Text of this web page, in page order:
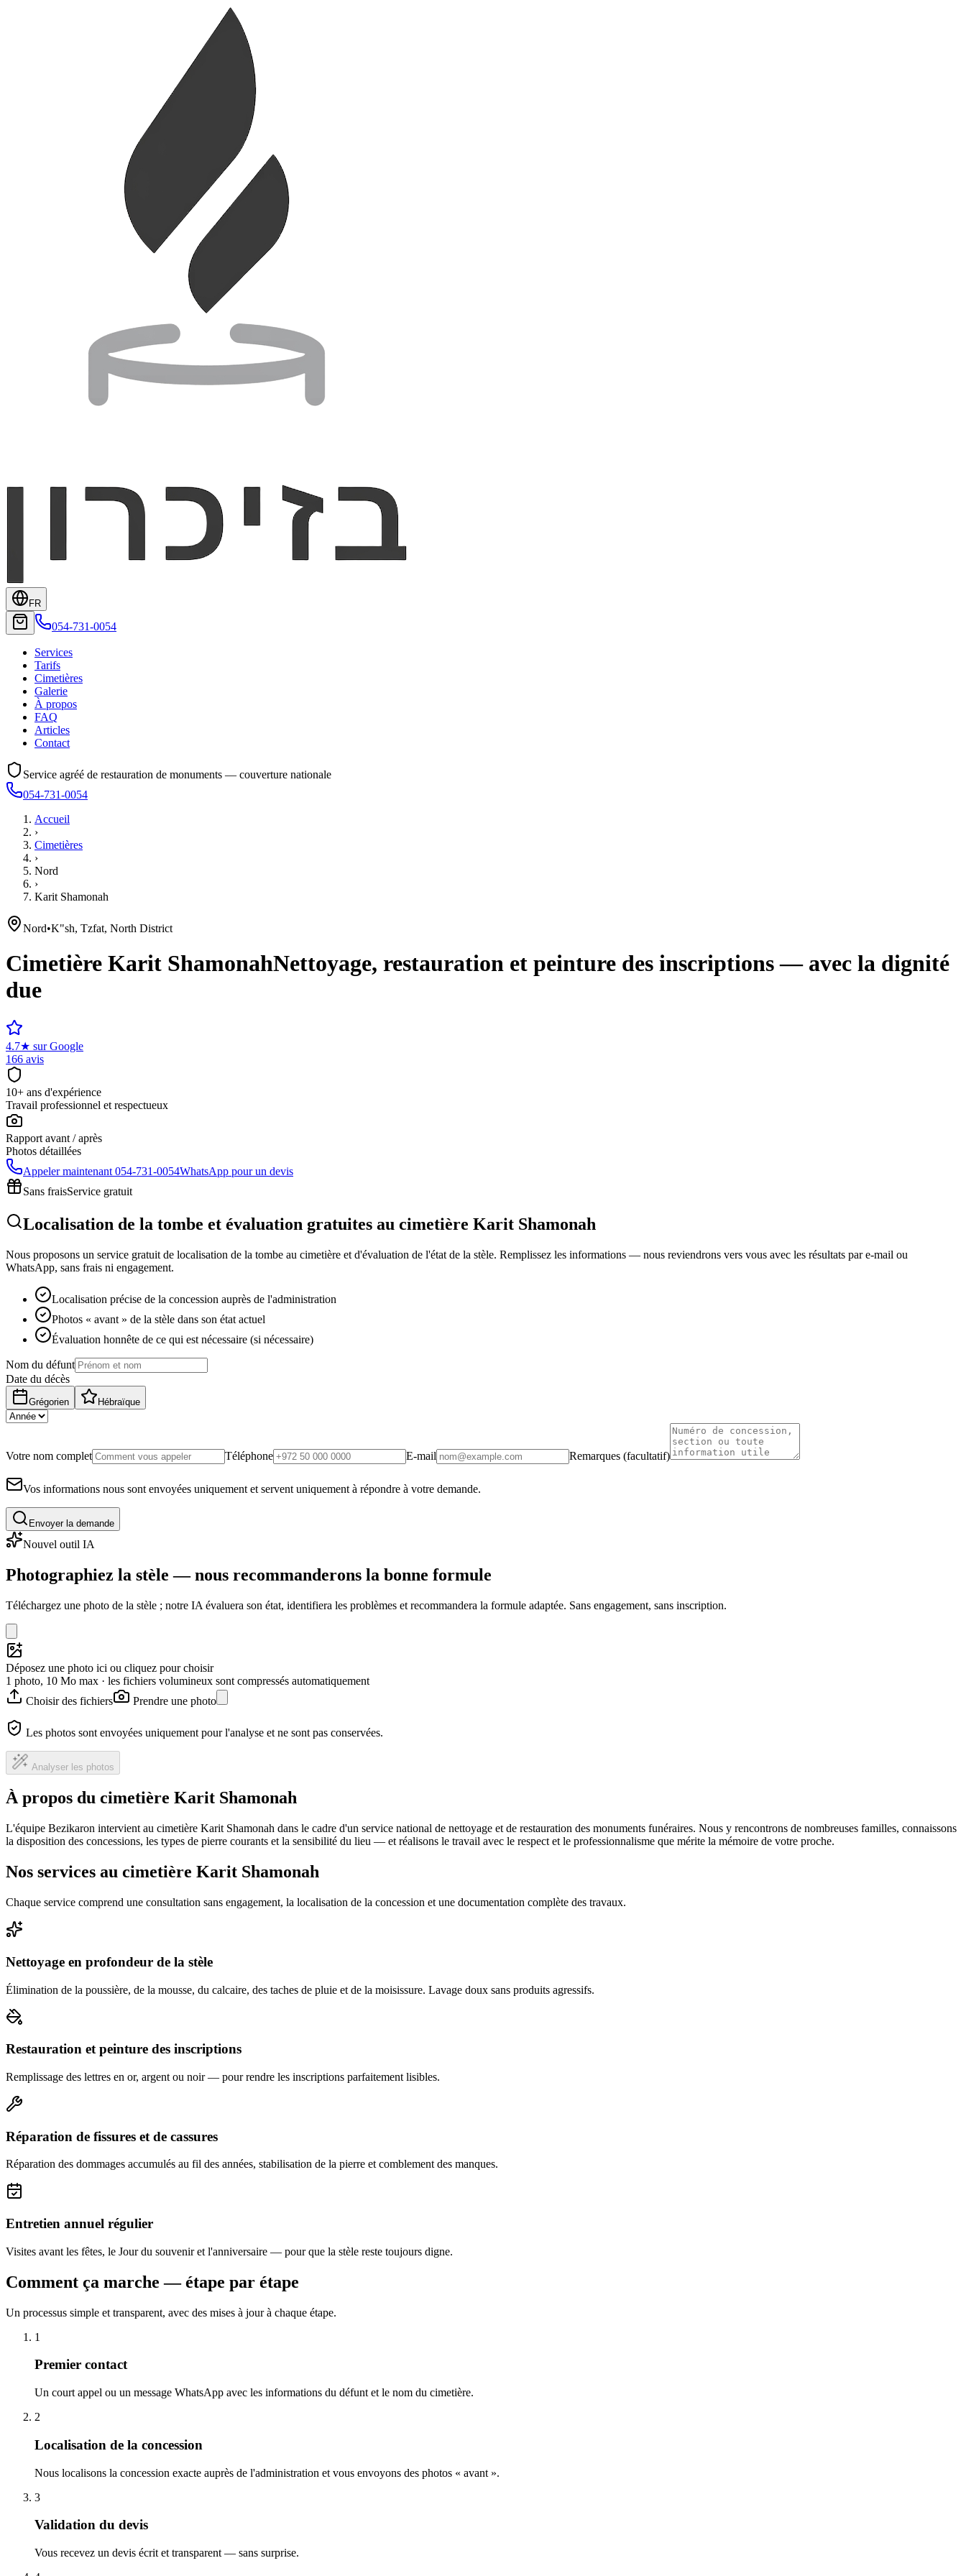
FR
054-731-0054
Services
Tarifs
Cimetières
Galerie
À propos
FAQ
Articles
Contact
Service agréé de restauration de monuments — couverture nationale
054-731-0054
Accueil
›
Cimetières
›
Nord
›
Karit Shamonah
Nord•K"sh, Tzfat, North District
Cimetière Karit ShamonahNettoyage, restauration et peinture des inscriptions — avec la dignité
due
4.7★ sur Google
166 avis
10+ ans d'expérience
Travail professionnel et respectueux
Rapport avant / après
Photos détaillées
Appeler maintenant 054-731-0054WhatsApp pour un devis
Sans fraisService gratuit
Localisation de la tombe et évaluation gratuites au cimetière Karit Shamonah
Nous proposons un service gratuit de localisation de la tombe au cimetière et d'évaluation de l'état de la stèle. Remplissez les informations — nous reviendrons vers vous avec les résultats par e-mail ou
WhatsApp, sans frais ni engagement.
Localisation précise de la concession auprès de l'administration
Photos « avant » de la stèle dans son état actuel
Évaluation honnête de ce qui est nécessaire (si nécessaire)
Nom du défunt
Date du décès
Grégorien Hébraïque
Votre nom complet Téléphone E-mail Remarques (facultatif)
Vos informations nous sont envoyées uniquement et servent uniquement à répondre à votre demande.
Envoyer la demande
Nouvel outil IA
Photographiez la stèle — nous recommanderons la bonne formule
Téléchargez une photo de la stèle ; notre IA évaluera son état, identifiera les problèmes et recommandera la formule adaptée. Sans engagement, sans inscription.
Déposez une photo ici ou cliquez pour choisir
1 photo, 10 Mo max · les fichiers volumineux sont compressés automatiquement
Choisir des fichiers
Prendre une photo
Les photos sont envoyées uniquement pour l'analyse et ne sont pas conservées.
Analyser les photos
À propos du cimetière Karit Shamonah
L'équipe Bezikaron intervient au cimetière Karit Shamonah dans le cadre d'un service national de nettoyage et de restauration des monuments funéraires. Nous y rencontrons de nombreuses familles, connaissons
la disposition des concessions, les types de pierre courants et la sensibilité du lieu — et réalisons le travail avec le respect et le professionnalisme que mérite la mémoire de votre proche.
Nos services au cimetière Karit Shamonah
Chaque service comprend une consultation sans engagement, la localisation de la concession et une documentation complète des travaux.
Nettoyage en profondeur de la stèle
Élimination de la poussière, de la mousse, du calcaire, des taches de pluie et de la moisissure. Lavage doux sans produits agressifs.
Restauration et peinture des inscriptions
Remplissage des lettres en or, argent ou noir — pour rendre les inscriptions parfaitement lisibles.
Réparation de fissures et de cassures
Réparation des dommages accumulés au fil des années, stabilisation de la pierre et comblement des manques.
Entretien annuel régulier
Visites avant les fêtes, le Jour du souvenir et l'anniversaire — pour que la stèle reste toujours digne.
Comment ça marche — étape par étape
Un processus simple et transparent, avec des mises à jour à chaque étape.
1
Premier contact
Un court appel ou un message WhatsApp avec les informations du défunt et le nom du cimetière.
2
Localisation de la concession
Nous localisons la concession exacte auprès de l'administration et vous envoyons des photos « avant ».
3
Validation du devis
Vous recevez un devis écrit et transparent — sans surprise.